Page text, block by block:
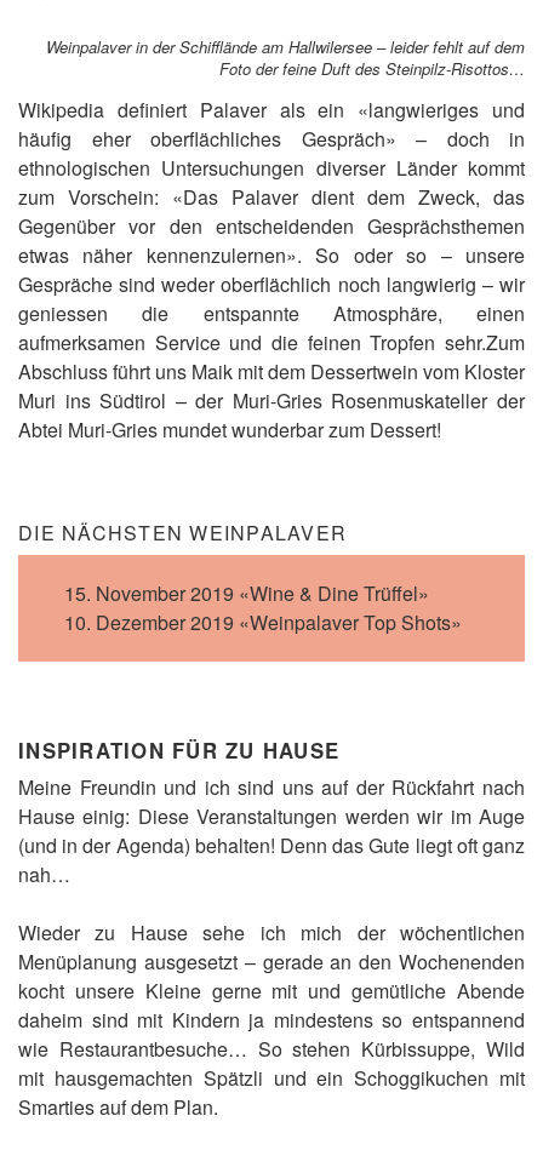
Weinpalaver in der Schifflände am Hallwilersee – leider fehlt auf dem
Foto der feine Duft des Steinpilz-Risottos…
Wikipedia definiert Palaver als ein «langwieriges und
häufig eher oberflächliches Gespräch» – doch in
ethnologischen Untersuchungen diverser Länder kommt
zum Vorschein: «Das Palaver dient dem Zweck, das
Gegenüber vor den entscheidenden Gesprächsthemen
etwas näher kennenzulernen». So oder so – unsere
Gespräche sind weder oberflächlich noch langwierig – wir
geniessen die entspannte Atmosphäre, einen
aufmerksamen Service und die feinen Tropfen sehr.Zum
Abschluss führt uns Maik mit dem Dessertwein vom Kloster
Muri ins Südtirol – der Muri-Gries Rosenmuskateller der
Abtei Muri-Gries mundet wunderbar zum Dessert!
DIE NÄCHSTEN WEINPALAVER
15. November 2019 «Wine & Dine Trüffel»
10. Dezember 2019 «Weinpalaver Top Shots»
INSPIRATION FÜR ZU HAUSE
Meine Freundin und ich sind uns auf der Rückfahrt nach
Hause einig: Diese Veranstaltungen werden wir im Auge
(und in der Agenda) behalten! Denn das Gute liegt oft ganz
nah…
Wieder zu Hause sehe ich mich der wöchentlichen
Menüplanung ausgesetzt – gerade an den Wochenenden
kocht unsere Kleine gerne mit und gemütliche Abende
daheim sind mit Kindern ja mindestens so entspannend
wie Restaurantbesuche… So stehen Kürbissuppe, Wild
mit hausgemachten Spätzli und ein Schoggikuchen mit
Smarties auf dem Plan.